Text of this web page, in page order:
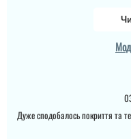
Дуже сподобалось покриття та